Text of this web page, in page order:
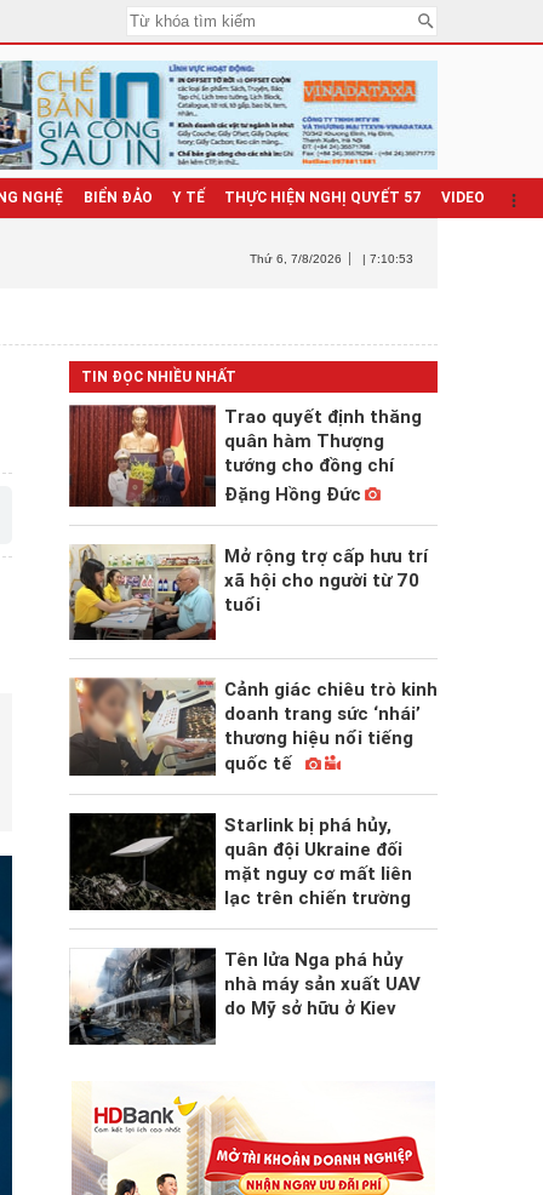
NGHỆ BIỂN ĐẢO Y TẾ THỰC HIỆN NGHỊ QUYẾT 57 VIDEO
Thứ 6 , 7/8/2026 | 7:10:55
TIN ĐỌC NHIỀU NHẤT
Trao quyết định thăng
quân hàm Thượng
tướng cho đồng chí
Đặng Hồng Đức
Mở rộng trợ cấp hưu trí
xã hội cho người từ 70
tuổi
Cảnh giác chiêu trò kinh
doanh trang sức ‘nhái’
thương hiệu nổi tiếng
quốc tế
Starlink bị phá hủy,
quân đội Ukraine đối
mặt nguy cơ mất liên
lạc trên chiến trường
Tên lửa Nga phá hủy
nhà máy sản xuất UAV
do Mỹ sở hữu ở Kiev